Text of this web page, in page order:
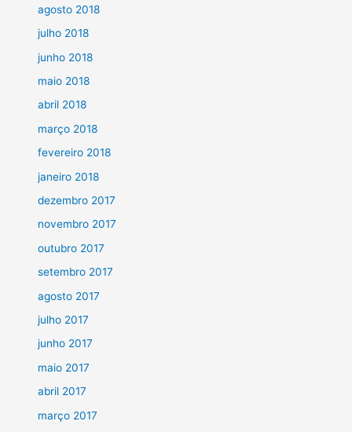
agosto 2018
julho 2018
junho 2018
maio 2018
abril 2018
março 2018
fevereiro 2018
janeiro 2018
dezembro 2017
novembro 2017
outubro 2017
setembro 2017
agosto 2017
julho 2017
junho 2017
maio 2017
abril 2017
março 2017